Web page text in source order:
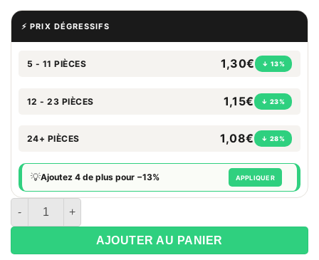
⚡ PRIX DÉGRESSIFS
5 - 11 PIÈCES 1,30€ ↓ 13%
12 - 23 PIÈCES 1,15€ ↓ 23%
24+ PIÈCES 1,08€ ↓ 28%
💡Ajoutez 4 de plus pour −13% APPLIQUER
quantité de Carnet BEUZ Origins Slim + tips
AJOUTER AU PANIER